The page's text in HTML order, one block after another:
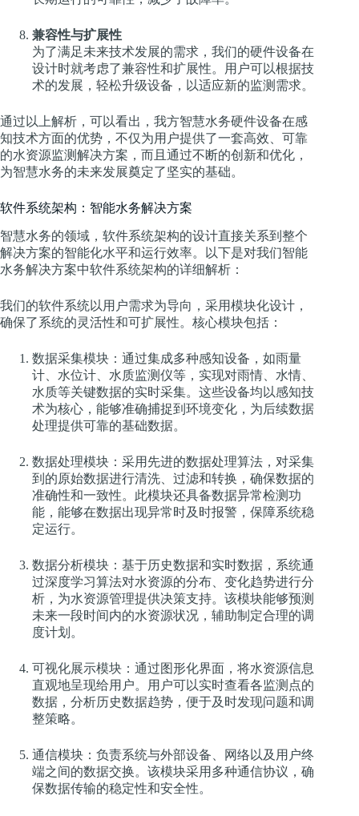
兼容性与扩展性
为了满足未来技术发展的需求，我们的硬件设备在
设计时就考虑了兼容性和扩展性。用户可以根据技
术的发展，轻松升级设备，以适应新的监测需求。
通过以上解析，可以看出，我方智慧水务硬件设备在感
知技术方面的优势，不仅为用户提供了一套高效、可靠
的水资源监测解决方案，而且通过不断的创新和优化，
为智慧水务的未来发展奠定了坚实的基础。
软件系统架构：智能水务解决方案
智慧水务的领域，软件系统架构的设计直接关系到整个
解决方案的智能化水平和运行效率。以下是对我们智能
水务解决方案中软件系统架构的详细解析：
我们的软件系统以用户需求为导向，采用模块化设计，
确保了系统的灵活性和可扩展性。核心模块包括：
数据采集模块：通过集成多种感知设备，如雨量
计、水位计、水质监测仪等，实现对雨情、水情、
水质等关键数据的实时采集。这些设备均以感知技
术为核心，能够准确捕捉到环境变化，为后续数据
处理提供可靠的基础数据。
数据处理模块：采用先进的数据处理算法，对采集
到的原始数据进行清洗、过滤和转换，确保数据的
准确性和一致性。此模块还具备数据异常检测功
能，能够在数据出现异常时及时报警，保障系统稳
定运行。
数据分析模块：基于历史数据和实时数据，系统通
过深度学习算法对水资源的分布、变化趋势进行分
析，为水资源管理提供决策支持。该模块能够预测
未来一段时间内的水资源状况，辅助制定合理的调
度计划。
可视化展示模块：通过图形化界面，将水资源信息
直观地呈现给用户。用户可以实时查看各监测点的
数据，分析历史数据趋势，便于及时发现问题和调
整策略。
通信模块：负责系统与外部设备、网络以及用户终
端之间的数据交换。该模块采用多种通信协议，确
保数据传输的稳定性和安全性。